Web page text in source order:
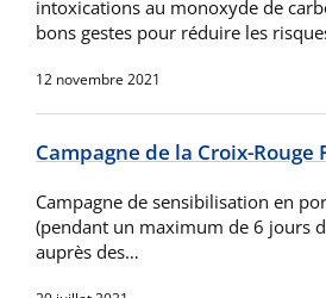
intoxications au monoxyde de
bons gestes pour réduire les
12 novembre 2021
Campagne de la Croix-Rouge
Campagne de sensibilisation en
(pendant un maximum de 6 jours
auprès des…